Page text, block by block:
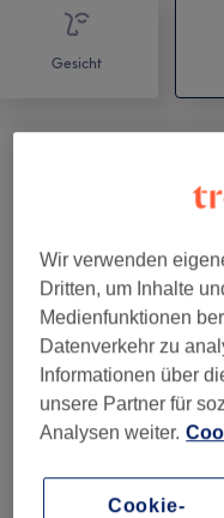
Gesicht
Unsere Arbeit
Bild anklicken für
Wir verwenden
Dritten, um Inhalte
Medienfunktionen
Datenverkehr zu
Informationen über
unsere Partner für
Analysen weiter.
Cookie-